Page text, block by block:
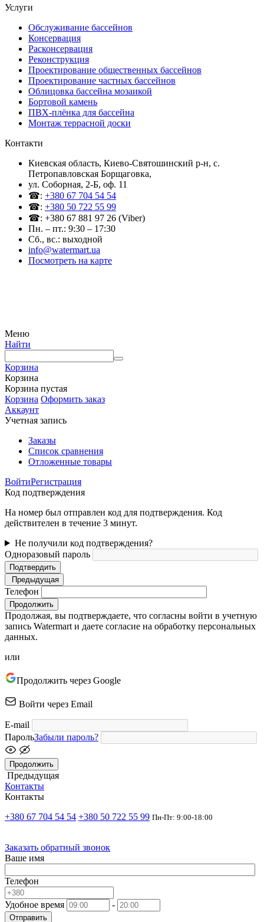
Услуги
Обслуживание бассейнов
Консервация
Расконсервация
Реконструкция
Проектирование общественных бассейнов
Проектирование частных бассейнов
Облицовка бассейна мозаикой
Бортовой камень
ПВХ-плёнка для бассейна
Монтаж террасной доски
Контакти
Киевская область, Киево-Святошинский р-н, c.
Петропавловская Борщаговка,
ул. Соборная, 2-Б, оф. 11
☎: +380 67 704 54 54
☎: +380 50 722 55 99
☎: +380 67 881 97 26 (Viber)
Пн. – пт.: 9:30 – 17:30
Сб., вс.: выходной
info@watermart.ua
Посмотреть на карте
Меню
Найти
Корзина
Корзина
Корзина пустая
Корзина Оформить заказ
Аккаунт
Учетная запись
Заказы
Список сравнения
Отложенные товары
ВойтиРегистрация
Код подтверждения
На номер был отправлен код для подтверждения. Код
действителен в течение 3 минут.
Не получили код подтверждения?
Одноразовый пароль
Подтвердить
Предыдущая
Телефон
Продолжить
Продолжая, вы подтверждаете, что согласны войти в учетную
запись Watermart и даете согласие на обработку персональных
данных.
или
Продолжить через Google
Войти через Email
E-mail
ПарольЗабыли пароль?
Продолжить
Предыдущая
Контакты
Контакты
+380 67 704 54 54 +380 50 722 55 99 Пн-Пт: 9:00-18:00
Заказать обратный звонок
Ваше имя
Телефон
Удобное время -
Отправить